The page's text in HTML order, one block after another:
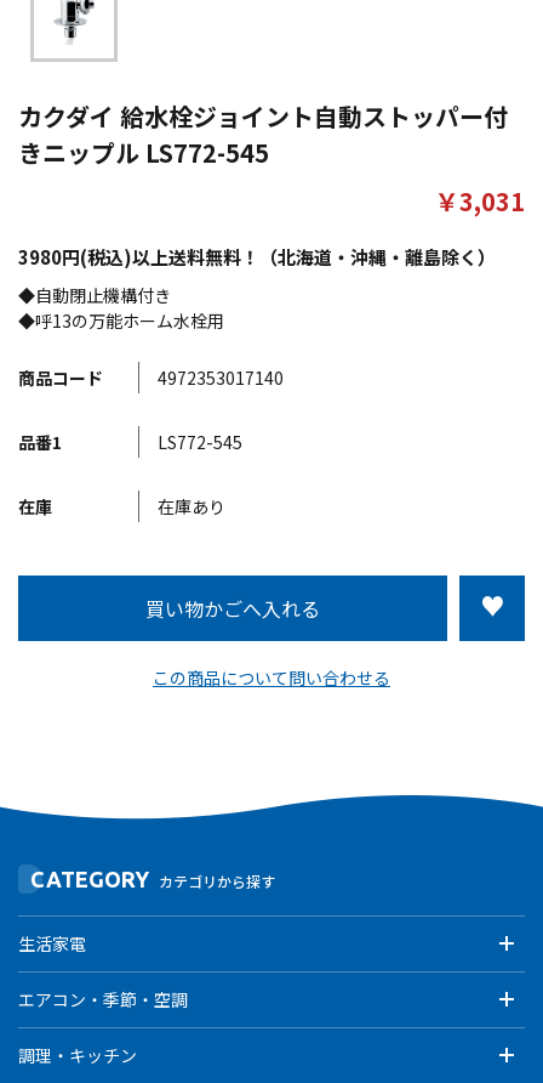
カクダイ 給水栓ジョイント自動ストッパー付
きニップル LS772-545
3980円(税込)以上送料無料！（北海道・沖縄・離島除く）
￥3,031
商品コード 4972353017140
品番1 LS772-545
在庫 在庫あり
この商品について問い合わせる
◆自動閉止機構付き
◆呼13の万能ホーム水栓用
CATEGORY カテゴリから探す
生活家電
エアコン・季節・空調
調理・キッチン